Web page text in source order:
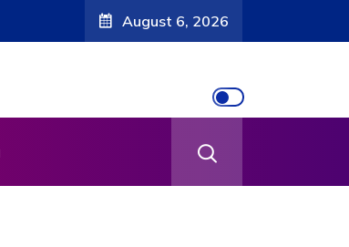
August 6, 2026